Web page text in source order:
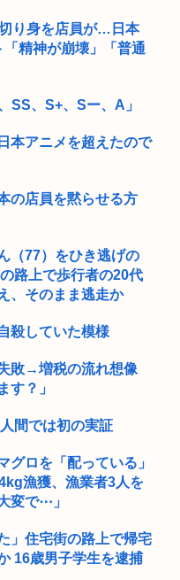
り身を店員が…日本
精神が崩壊」「普通
SS、S+、Sー、A」
本アニメを超えたので
の店員を黙らせる方
（77）をひき逃げの
路上で歩行者の20代
、そのまま逃走か
殺していた模様
敗→増税の流れ想像
す？」
間では初の実証
グロを「配っている」
漁獲、漁業者3人を
変で⋯」
」住宅街の路上で帰宅
16歳男子学生を逮捕